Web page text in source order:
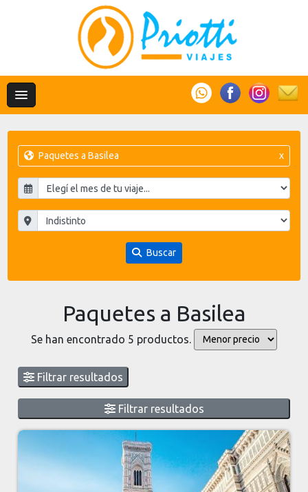
Paquetes a Basilea x
Buscar
Paquetes a Basilea
Se han encontrado 5 productos.
Filtrar resultados
Filtrar resultados